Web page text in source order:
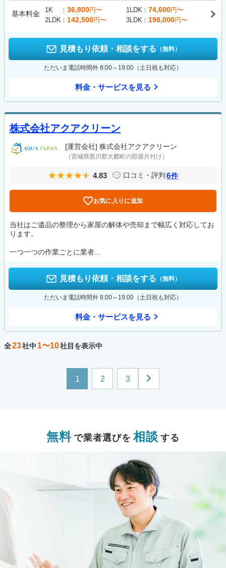
基本料金 1K 36,800円〜 1LDK 74,600円〜
2LDK
142,500円〜 3LDK 198,000円〜
見積もり依頼・相談をする （無料）
ただいま電話時間外 8:00～19:00（土日祝も対応）
料金・サービスを見る
株式会社アクアクリーン
[運営会社] 株式会社アクアクリーン
（宮城県黒川郡大郷町の部屋片付け）
4.83 口コミ・評判 6件
お気に入りに追加
当社はご遺品の整理から家屋の解体や売却まで幅広く対応してお
ります。
一つ一つの作業ごとに業者...
見積もり依頼・相談をする （無料）
ただいま電話時間外 8:00～19:00（土日祝も対応）
料金・サービスを見る
全23社中 1〜10社目を表示中
1 2 3
無料 で業者選びを 相談 する